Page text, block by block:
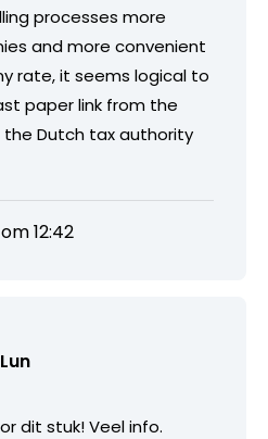
processes more
and more convenient
rate, it seems logical to
paper link from the
Dutch tax authority
12:42
dit stuk! Veel info.